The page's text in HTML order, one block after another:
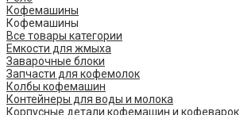
Кофемашины
Кофемашины
Все товары категории
Емкости для жмыха
Заварочные блоки
Запчасти для кофемолок
Колбы кофемашин
Контейнеры для воды и молока
Корпусные детали кофемашин и кофеварок